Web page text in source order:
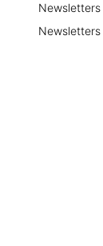
Newsletters
Newsletters